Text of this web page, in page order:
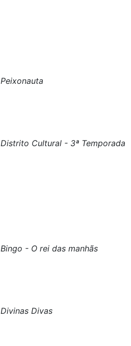
Peixonauta
Distrito Cultural - 3ª Temporada
Bingo - O rei das manhãs
Divinas Divas